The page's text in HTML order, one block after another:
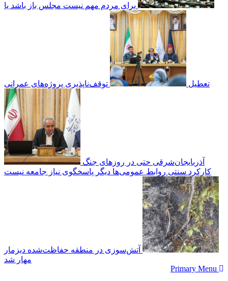
برای مردم مهم نیست مجلس باز باشد یا
تعطیل توقف‌ناپذیری پروژه‌های عمرانی
آذربایجان‌شرقی حتی در روزهای جنگ
کارکرد سنتی روابط عمومی‌ها دیگر پاسخگوی نیاز جامعه نیست
آتش‌سوزی در منطقه حفاظت‌شده دیزمار
مهار شد
Primary Menu